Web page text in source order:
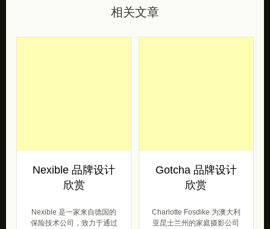
相关文章
Nexible 品牌设计
欣赏
Nexible 是一家来自德国的
保险技术公司，致力于通过
Gotcha 品牌设计
欣赏
Charlotte Fosdike 为澳大利
亚昆士兰州的家庭摄影公司